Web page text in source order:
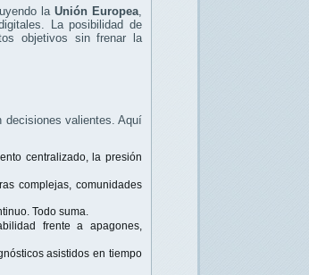
la Unión Europea
La posibilidad de
objetivos sin frenar la
decisiones valientes. Aquí
centralizado, la presión
complejas, comunidades
Todo suma.
frente a apagones,
asistidos en tiempo